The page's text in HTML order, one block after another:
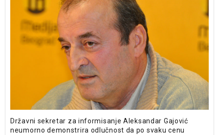
Državni sekretar za informisanje Aleksandar Gajović
neumorno demonstrira odlučnost da po svaku cenu